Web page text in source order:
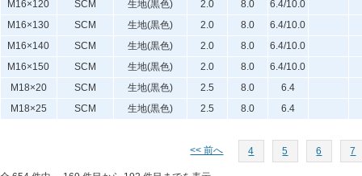
M16×120 SCM 生地(黒色) 2.0 8.0
6.4/10.0
M16×130
SCM 生地(黒色) 2.0 8.0
6.4/10.0
M16×140
SCM 生地(黒色) 2.0 8.0
6.4/10.0
M16×150
SCM 生地(黒色) 2.0 8.0
6.4/10.0
M18×20
SCM 生地(黒色) 2.5 8.0
6.4
M18×25
SCM 生地(黒色) 2.5 8.0 6.4
<< 前へ 4 5 6 7